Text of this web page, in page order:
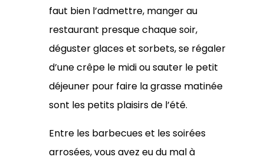
faut bien l’admettre, manger au
restaurant presque chaque soir,
déguster glaces et sorbets, se régaler
d’une crêpe le midi ou sauter le petit
déjeuner pour faire la grasse matinée
sont les petits plaisirs de l’été.
Entre les barbecues et les soirées
arrosées, vous avez eu du mal à